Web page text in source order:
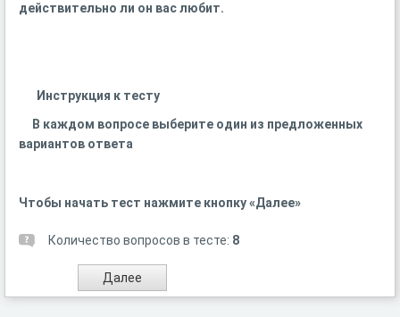
действительно ли он вас любит.
Инструкция к тесту
В каждом вопросе выберите один из предложенных
вариантов ответа
Чтобы начать тест нажмите кнопку «Далее»
Количество вопросов в тесте: 8